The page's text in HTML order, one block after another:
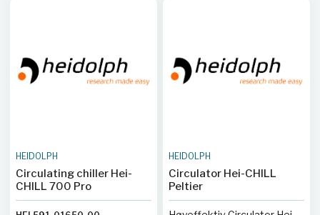
HEIDOLPH
Circulating chiller Hei-
CHILL 700 Pro
HEIDOLPH
Circulator Hei-CHILL
Peltier